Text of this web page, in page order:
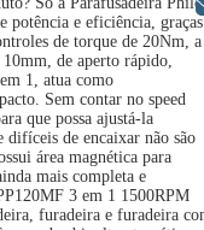
potência e eficiência, graças
de torque de 20Nm, a
de aperto rápido,
1, atua como
Sem contar no speed
que possa ajustá-la
difíceis de encaixar não são
área magnética para
mais completa e
3 em 1 1500RPM
furadeira e furadeira